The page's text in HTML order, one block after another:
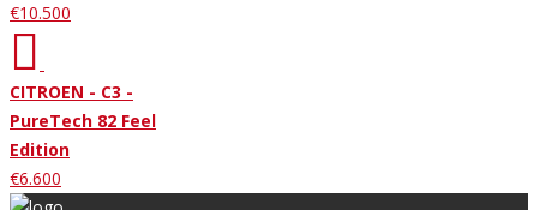
€10.500
CITROEN - C3 -
PureTech 82 Feel
Edition
€6.600